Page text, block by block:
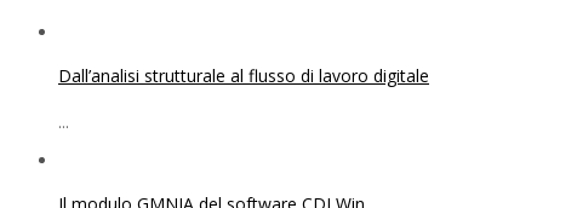
Dall’analisi strutturale al flusso di lavoro digitale
...